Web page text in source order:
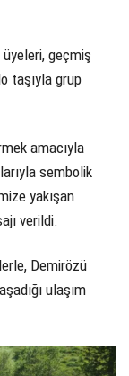
geçmiş
taşıyla grup
amacıyla
sembolik
yakışan
verildi.
Demirözü
ulaşım